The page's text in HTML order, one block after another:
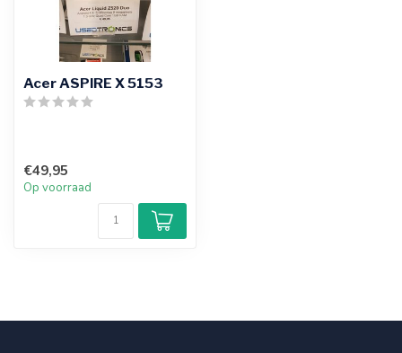
Acer ASPIRE X 5153
€49,95
Op voorraad